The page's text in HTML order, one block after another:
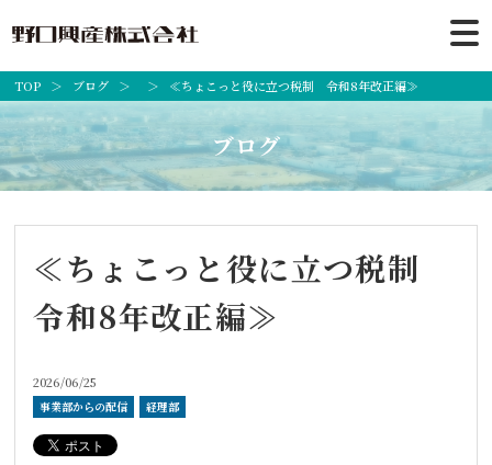
TOP ブログ ≪ちょこっと役に立つ税制 令和8年改正編≫
ブログ
≪ちょこっと役に立つ税制
令和8年改正編≫
2026/06/25
事業部からの配信 経理部